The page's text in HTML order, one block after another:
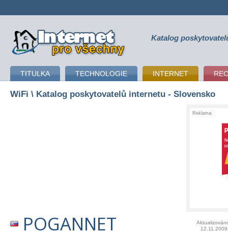
připojení k internetu Katalog
TITULKA TECHNOLOGIE INTERNET
WiFi \ Katalog poskytovatelů internetu - Slovensko
Reklama:
POGANNET
12.11.2009